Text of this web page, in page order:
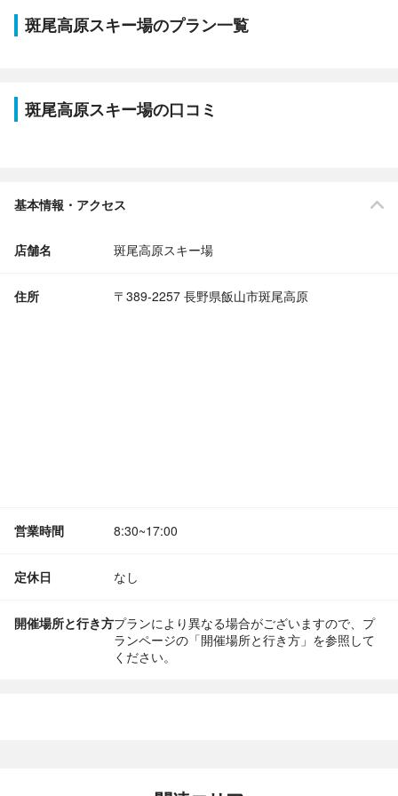
斑尾高原スキー場のプラン一覧
斑尾高原スキー場の口コミ
基本情報・アクセス
店舗名 斑尾高原スキー場
住所 〒389-2257 長野県飯山市斑尾高原
営業時間 8:30~17:00
定休日 なし
開催場所と行き方プランにより異なる場合がございますので、プ
ランページの「開催場所と行き方」を参照して
ください。